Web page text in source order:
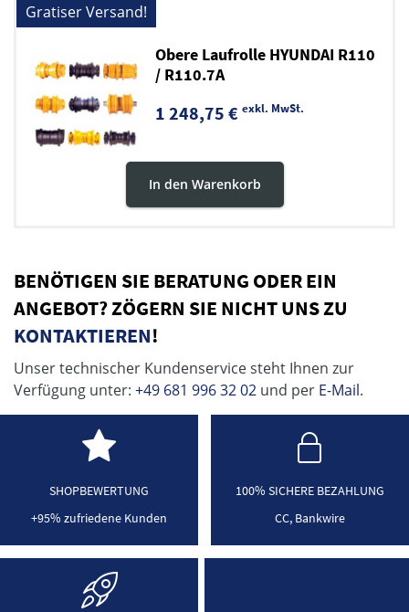
Gratiser Versand!
Obere Laufrolle HYUNDAI R110
/ R110.7A
1 248,75 €exkl. MwSt.
In den Warenkorb
BENÖTIGEN SIE BERATUNG ODER EIN
ANGEBOT? ZÖGERN SIE NICHT UNS ZU
KONTAKTIEREN!
Unser technischer Kundenservice steht Ihnen zur
Verfügung unter: +49 681 996 32 02 und per E-Mail.
SHOPBEWERTUNG
+95% zufriedene Kunden
100% SICHERE BEZAHLUNG
CC, Bankwire